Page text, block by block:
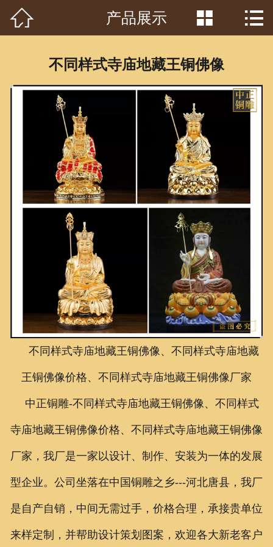
首页
产品中心
客户见证
常识问答
新闻资讯
荣誉资质
泥塑鉴赏
联系我们
 产品展示  
不同样式寺庙地藏王铜佛像
不同样式寺庙地藏王铜佛像、不同样式寺庙地藏
王铜佛像价格、不同样式寺庙地藏王铜佛像厂家
中正铜雕-不同样式寺庙地藏王铜佛像、不同样式
寺庙地藏王铜佛像价格、不同样式寺庙地藏王铜佛像
厂家， 我厂是一家以设计、制作、安装为一体的发展
型企业。公司坐落在中国铜雕之乡---河北唐县，我厂
是自产自销，中间无需过手，价格合理，承接贵单位
来样定制，并帮助设计策划图案，欢迎各大新老客户